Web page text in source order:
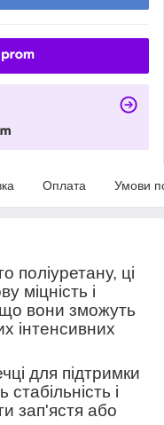
Оплата Умови
поліуретану, ці
міцність і
що вони зможуть
інтенсивних
для підтримки
і
зап'ястя або